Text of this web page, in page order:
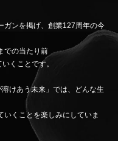
ガンを掲げ、創業127周年の今
での当たり前
くことです。
けあう未来」では、どんな生
くことを楽しみにしていま